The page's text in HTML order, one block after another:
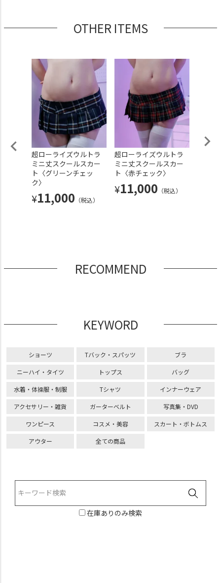
OTHER ITEMS
イン
超ローライズウルトラ
ミニ丈スクールスカー
ト〈グリーンチェッ
ク〉
¥11,000 （税込）
超ローライズウルトラ
ミニ丈スクールスカー
ト〈赤チェック〉
¥11,000 （税込）
RECOMMEND
KEYWORD
ショーツ Tバック・スパッツ ブラ
ニーハイ・タイツ トップス バッグ
水着・体操服・制服 Tシャツ インナーウェア
アクセサリー・雑貨 ガーターベルト 写真集・DVD
ワンピース コスメ・美容 スカート・ボトムス
アウター 全ての商品
在庫ありのみ検索